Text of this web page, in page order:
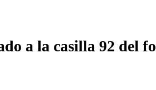
a la casilla 92 del